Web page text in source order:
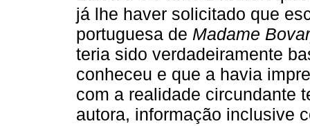
já lhe haver solicitado que
portuguesa de Madame
teria sido verdadeiramente
conheceu e que a havia
com a realidade circundante
autora, informação inclusive